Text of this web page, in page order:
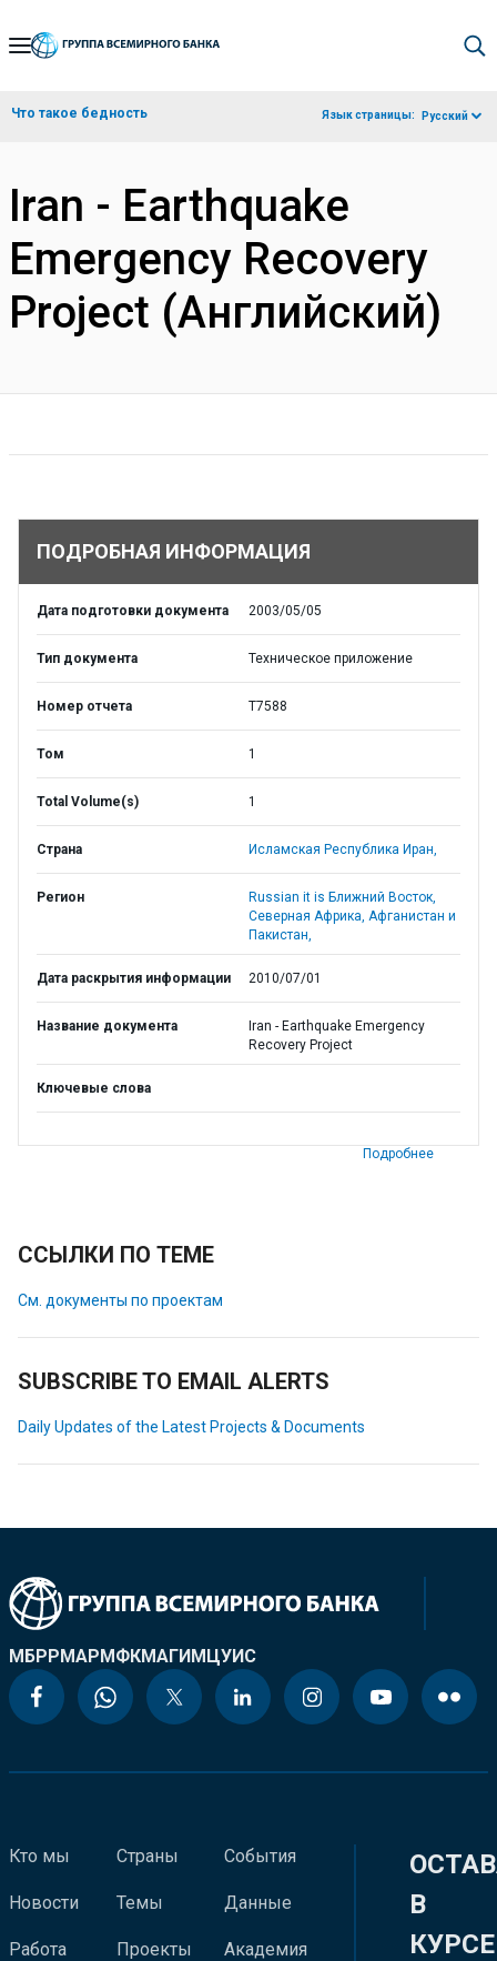
Skip
Navigation
Что такое бедность Язык страницы: Русский
Iran - Earthquake
Emergency Recovery
Project (Английский)
ПОДРОБНАЯ ИНФОРМАЦИЯ
Дата подготовки документа 2003/05/05
Тип документа Техническое приложение
Номер отчета T7588
Том 1
Total Volume(s) 1
Страна Исламская Республика Иран,
Регион
Russian it is Ближний Восток,
Северная Африка, Афганистан и
Пакистан,
Дата раскрытия информации 2010/07/01
Название документа
Iran - Earthquake Emergency
Recovery Project
Ключевые слова
Подробнее
ССЫЛКИ ПО ТЕМЕ
См. документы по проектам
SUBSCRIBE TO EMAIL ALERTS
Daily Updates of the Latest Projects & Documents
МБРРМАРМФКМАГИМЦУИС
Кто мы
Новости
Работа
Страны
Темы
Проекты
События
Данные
Академия
В
КУРСЕ